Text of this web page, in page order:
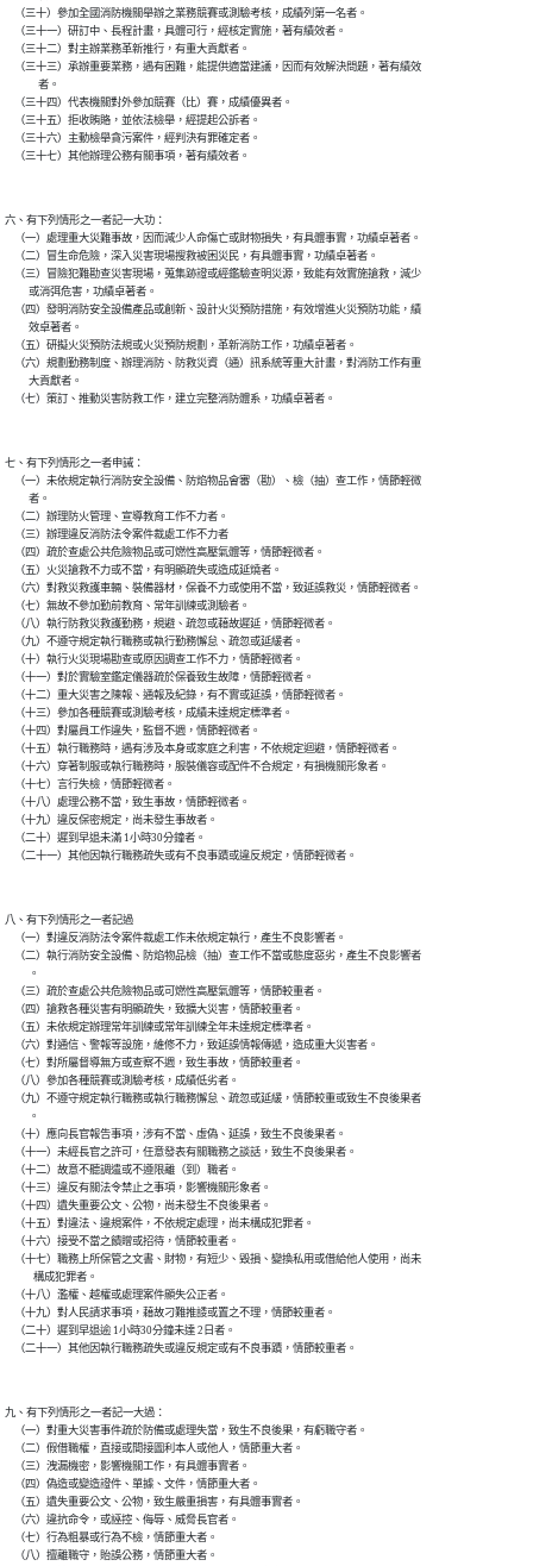
    （三十）參加全國消防機關舉辦之業務競賽或測驗考核，成績列第一名者。
    （三十一）研訂中、長程計畫，具體可行，經核定實施，著有績效者。
    （三十二）對主辦業務革新推行，有重大貢獻者。
    （三十三）承辦重要業務，遇有困難，能提供適當建議，因而有效解決問題，著有績效
              者。
    （三十四）代表機關對外參加競賽（比）賽，成績優異者。
    （三十五）拒收賄賂，並依法檢舉，經提起公訴者。
    （三十六）主動檢舉貪污案件，經判決有罪確定者。
六、有下列情形之一者記一大功：
    （一）處理重大災難事故，因而減少人命傷亡或財物損失，有具體事實，功績卓著者。
    （二）冒生命危險，深入災害現場搜救被困災民，有具體事實，功績卓著者。
    （三）冒險犯難勘查災害現場，蒐集跡證或經鑑驗查明災源，致能有效實施搶救，減少
          或消弭危害，功績卓著者。
    （四）發明消防安全設備產品或創新、設計火災預防措施，有效增進火災預防功能，績
          效卓著者。
    （五）研擬火災預防法規或火災預防規劃，革新消防工作，功績卓著者。
    （六）規劃勤務制度、辦理消防、防救災資（通）訊系統等重大計畫，對消防工作有重
          大貢獻者。
七、有下列情形之一者申誡：
    （一）未依規定執行消防安全設備、防焰物品會審（勘）、檢（抽）查工作，情節輕微
          者。
    （二）辦理防火管理、宣導教育工作不力者。
    （三）辦理違反消防法令案件裁處工作不力者
    （四）疏於查處公共危險物品或可燃性高壓氣體等，情節輕微者。
    （五）火災搶救不力或不當，有明顯疏失或造成延燒者。
    （六）對救災救護車輛、裝備器材，保養不力或使用不當，致延誤救災，情節輕微者。
    （七）無故不參加勤前教育、常年訓練或測驗者。
    （八）執行防救災救護勤務，規避、疏忽或藉故遲延，情節輕微者。
    （九）不遵守規定執行職務或執行勤務懈怠、疏忽或延緩者。
    （十）執行火災現場勘查或原因調查工作不力，情節輕微者。
    （十一）對於實驗室鑑定儀器疏於保養致生故障，情節輕微者。
    （十二）重大災害之陳報、通報及紀錄，有不實或延誤，情節輕微者。
    （十三）參加各種競賽或測驗考核，成績未達規定標準者。
    （十四）對屬員工作違失，監督不週，情節輕微者。
    （十五）執行職務時，遇有涉及本身或家庭之利害，不依規定迴避，情節輕微者。
    （十六）穿著制服或執行職務時，服裝儀容或配件不合規定，有損機關形象者。
    （十七）言行失檢，情節輕微者。
    （十八）處理公務不當，致生事故，情節輕微者。
    （十九）違反保密規定，尚未發生事故者。
    （二十）遲到早退未滿 1小時30分鐘者。
八、有下列情形之一者記過
    （一）對違反消防法令案件裁處工作未依規定執行，產生不良影響者。
    （二）執行消防安全設備、防焰物品檢（抽）查工作不當或態度惡劣，產生不良影響者
          。
    （三）疏於查處公共危險物品或可燃性高壓氣體等，情節較重者。
    （四）搶救各種災害有明顯疏失，致擴大災害，情節較重者。
    （五）未依規定辦理常年訓練或常年訓練全年未達規定標準者。
    （六）對通信、警報等設施，維修不力，致延誤情報傳遞，造成重大災害者。
    （七）對所屬督導無方或查察不週，致生事故，情節較重者。
    （八）參加各種競賽或測驗考核，成績低劣者。
    （九）不遵守規定執行職務或執行職務懈怠、疏忽或延緩，情節較重或致生不良後果者
          。
    （十）應向長官報告事項，涉有不當、虛偽、延誤，致生不良後果者。
    （十一）未經長官之許可，任意發表有關職務之談話，致生不良後果者。
    （十二）故意不聽調遣或不遵限離（到）職者。
    （十三）違反有關法令禁止之事項，影響機關形象者。
    （十四）遺失重要公文、公物，尚未發生不良後果者。
    （十五）對違法、違規案件，不依規定處理，尚未構成犯罪者。
    （十六）接受不當之饋贈或招待，情節較重者。
    （十七）職務上所保管之文書、財物，有短少、毀損、變換私用或借給他人使用，尚未
            構成犯罪者。
    （十八）濫權、越權或處理案件顯失公正者。
    （十九）對人民請求事項，藉故刁難推諉或置之不理，情節較重者。
    （二十）遲到早退逾 1小時30分鐘未達 2日者。
九、有下列情形之一者記一大過：
    （一）對重大災害事件疏於防備或處理失當，致生不良後果，有虧職守者。
    （二）假借職權，直接或間接圖利本人或他人，情節重大者。
    （三）洩漏機密，影響機關工作，有具體事實者。
    （四）偽造或變造證件、單據、文件，情節重大者。
    （五）遺失重要公文、公物，致生嚴重損害，有具體事實者。
    （六）違抗命令，或誣控、侮辱、威脅長官者。
    （七）行為粗暴或行為不檢，情節重大者。
    （八）擅離職守，貽誤公務，情節重大者。